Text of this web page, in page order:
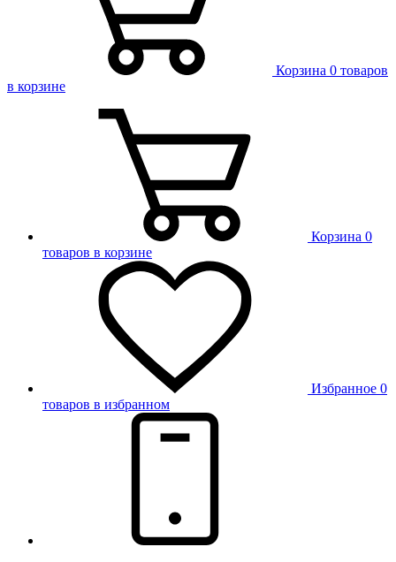
Корзина 0 товаров
в корзине
Корзина 0
товаров в корзине
Избранное 0
товаров в избранном